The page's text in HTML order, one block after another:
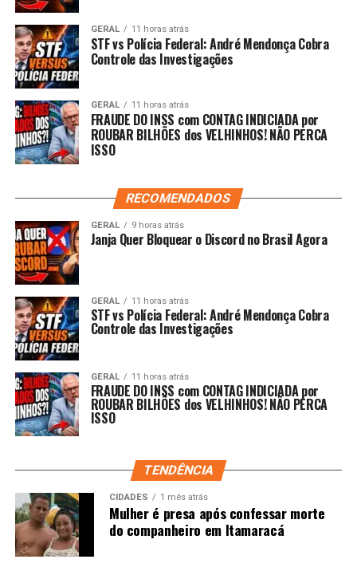
GERAL 11 horas atrás
STF vs Polícia Federal: André Mendonça Cobra
Controle das Investigações
GERAL 11 horas atrás
FRAUDE DO INSS com CONTAG INDICIADA por
ROUBAR BILHÕES dos VELHINHOS! NÃO PERCA
ISSO
RECOMENDADOS
GERAL 9 horas atrás
Janja Quer Bloquear o Discord no Brasil Agora
GERAL 11 horas atrás
STF vs Polícia Federal: André Mendonça Cobra
Controle das Investigações
GERAL 11 horas atrás
FRAUDE DO INSS com CONTAG INDICIADA por
ROUBAR BILHÕES dos VELHINHOS! NÃO PERCA
ISSO
TENDÊNCIA
CIDADES 1 mês atrás
Mulher é presa após confessar morte
do companheiro em Itamaracá